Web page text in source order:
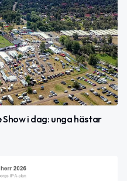
i dag: unga hästar